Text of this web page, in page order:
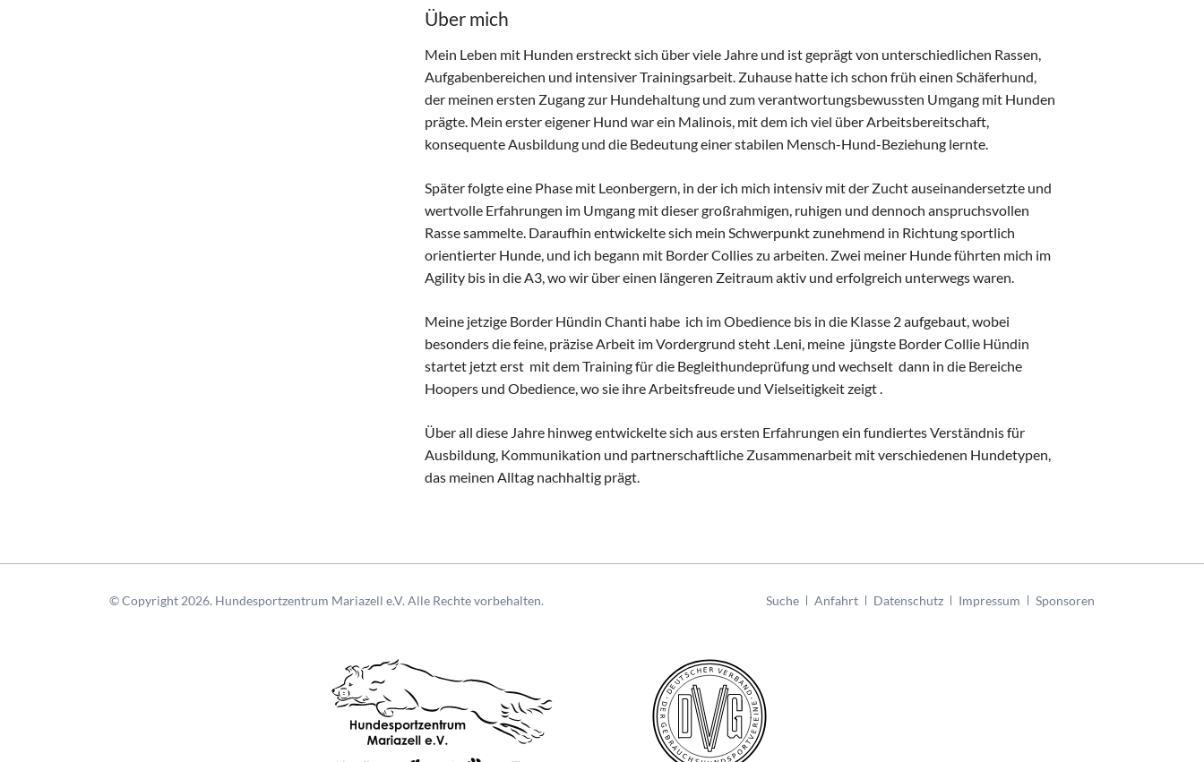
Über mich
Mein Leben mit Hunden erstreckt sich über viele Jahre und ist geprägt von unterschiedlichen Rassen,
Aufgabenbereichen und intensiver Trainingsarbeit. Zuhause hatte ich schon früh einen Schäferhund,
der meinen ersten Zugang zur Hundehaltung und zum verantwortungsbewussten Umgang mit Hunden
prägte. Mein erster eigener Hund war ein Malinois, mit dem ich viel über Arbeitsbereitschaft,
konsequente Ausbildung und die Bedeutung einer stabilen Mensch-Hund-Beziehung lernte.
Später folgte eine Phase mit Leonbergern, in der ich mich intensiv mit der Zucht auseinandersetzte und
wertvolle Erfahrungen im Umgang mit dieser großrahmigen, ruhigen und dennoch anspruchsvollen
Rasse sammelte. Daraufhin entwickelte sich mein Schwerpunkt zunehmend in Richtung sportlich
orientierter Hunde, und ich begann mit Border Collies zu arbeiten. Zwei meiner Hunde führten mich im
Agility bis in die A3, wo wir über einen längeren Zeitraum aktiv und erfolgreich unterwegs waren.
Meine jetzige Border Hündin Chanti habe ich im Obedience bis in die Klasse 2 aufgebaut, wobei
besonders die feine, präzise Arbeit im Vordergrund steht .Leni, meine jüngste Border Collie Hündin
startet jetzt erst mit dem Training für die Begleithundeprüfung und wechselt dann in die Bereiche
Hoopers und Obedience, wo sie ihre Arbeitsfreude und Vielseitigkeit zeigt .
Über all diese Jahre hinweg entwickelte sich aus ersten Erfahrungen ein fundiertes Verständnis für
Ausbildung, Kommunikation und partnerschaftliche Zusammenarbeit mit verschiedenen Hundetypen,
das meinen Alltag nachhaltig prägt.
© Copyright 2026. Hundesportzentrum Mariazell e.V. Alle Rechte vorbehalten.
Navigation
Suche Anfahrt Datenschutz Impressum Sponsoren